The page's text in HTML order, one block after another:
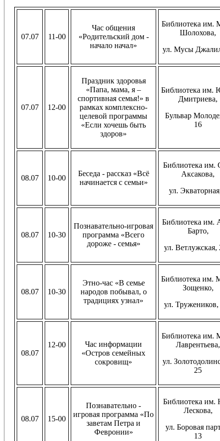
07.07 11-00
Час общения
«Родительский дом -
начало начал»
Библиотека им.
Шолохова,
ул. Мусы
07.07 12-00
Праздник здоровья
«Папа, мама, я –
спортивная семья!» в
рамках комплексно-
целевой программы
«Если хочешь быть
здоров»
Библиотека им.
Дмитриева,
Бульвар
16
08.07 10-00
Беседа - рассказ «Всё
начинается с семьи»
Библиотека им.
Аксакова,
ул.
08.07 10-30
Познавательно-игровая
программа «Всего
дороже - семья»
Библиотека им.
Барто,
ул. Ветлужская,
08.07 10-30
Этно-час «В семье
народов побывал, о
традициях узнал»
Библиотека им.
Зощенко,
ул. Тружеников,
08.07
12-00
Час информации
«Остров семейных
сокровищ»
Библиотека им.
Лаврентьева,
ул.
25
08.07 15-00
Познавательно -
игровая программа «По
заветам Петра и
Февронии»
Библиотека им.
Лескова,
ул. Боровая
13